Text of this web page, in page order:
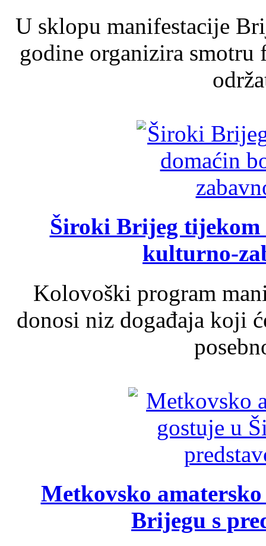
U sklopu manifestacije
godine organizira
Široki Brijeg tijekom
kulturno-
Kolovoški program
donosi niz događaja koji
Metkovsko
Brijegu s